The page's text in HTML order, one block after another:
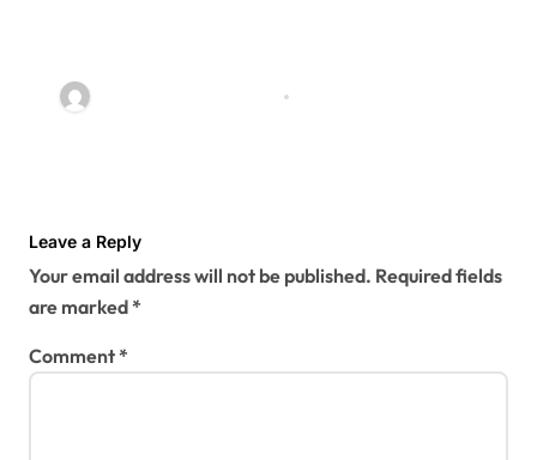
Leave a Reply
Your email address will not be published. Required fields
are marked*
Comment*